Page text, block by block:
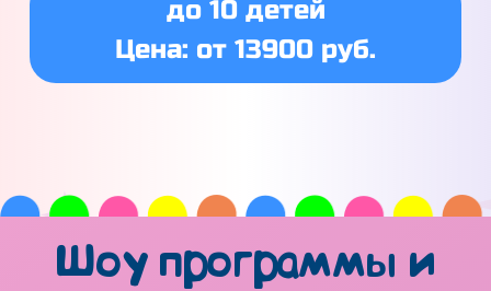
до 10 детей
Цена: от 13900 руб.
Шоу программы и